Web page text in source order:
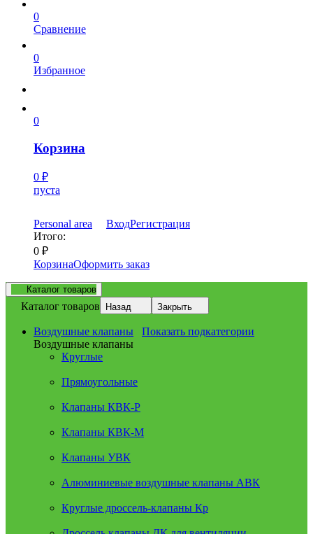
0
Сравнение
0
Избранное
0
Корзина
0 ₽
пуста
Personal area ВходРегистрация
Итого:
0 ₽
КорзинаОформить заказ
Каталог товаров
Каталог товаров Назад Закрыть
Воздушные клапаны
Показать подкатегории
Воздушные клапаны
Круглые
Прямоугольные
Клапаны КВК-Р
Клапаны КВК-М
Клапаны УВК
Алюминиевые воздушные клапаны АВК
Круглые дроссель-клапаны Кр